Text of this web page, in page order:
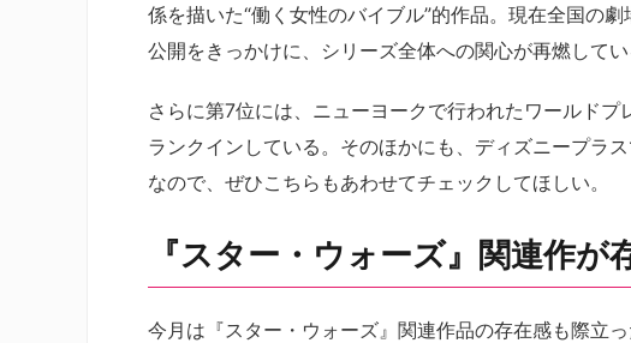
係を描いた“働く女性のバイブル”的作品。現在全国の
公開をきっかけに、シリーズ全体への関心が再燃してい
さらに第7位には、ニューヨークで行われたワールド
ランクインしている。そのほかにも、ディズニープラ
なので、ぜひこちらもあわせてチェックしてほしい。
『スター・ウォーズ』関連作が
今月は『スター・ウォーズ』関連作品の存在感も際立っ